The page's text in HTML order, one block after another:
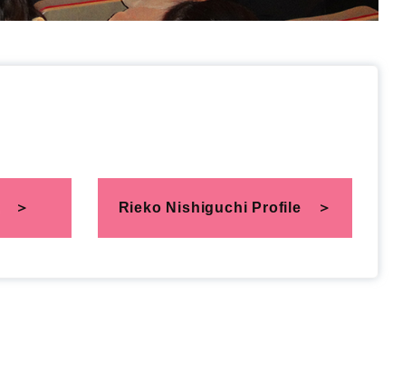
＞ Rieko Nishiguchi Profile ＞